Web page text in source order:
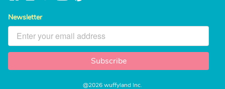
Newsletter
`Subscribe
@2026wuffyland Inc.